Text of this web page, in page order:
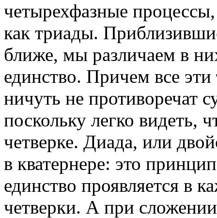
четырехфазные
как триады.
ближе, мы различаем в
единство. Причем все
ничуть не противоречат
поскольку легко видеть,
четверке. Диада, или
в кватернере: это
единство проявляется в
четверки. А при